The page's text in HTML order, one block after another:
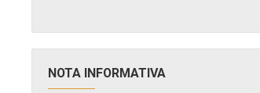
NOTA INFORMATIVA